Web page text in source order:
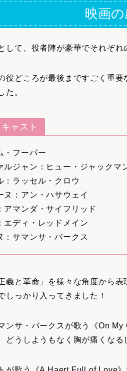
映画
して、役者陣が豪華でそれぞれ
役どころが最後まですごく重
た。
ャスト
・フーパー
ルジャン：ヒュー・ジャックマ
：ラッセル・クロウ
ヌ：アン・ハサウェイ
アマンダ・サイフリッド
エディ・レッドメイン
：サマンサ・バークス
義と革命」を様々な角度から
しっかり入ってきました！
ンサ・バークスが歌う《On
どうしようもなく胸が痛くなる